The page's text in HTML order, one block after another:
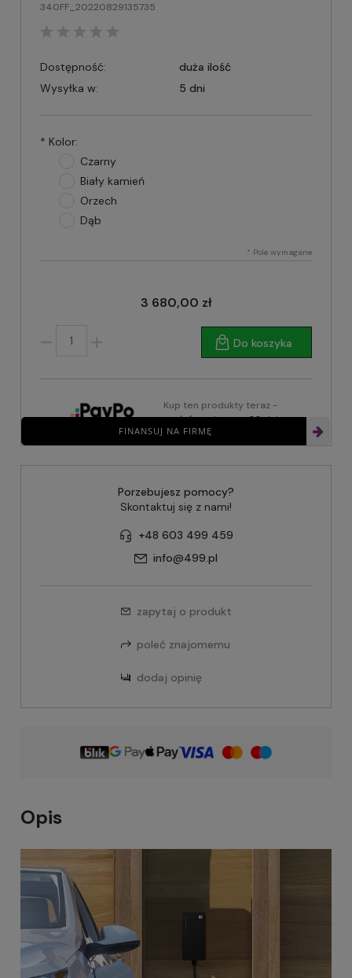
340FF_20220829135735
Dostępność:
duża ilość
Wysyłka w:
5 dni
* Kolor:
Czarny
Biały kamień
Orzech
Dąb
* Pole wymagane
3 680,00 zł
Do koszyka
FINANSUJ NA FIRMĘ
Kup ten produkty teraz -
zapłać za niego za 30 dni
Porzebujesz pomocy?
Skontaktuj się z nami!
+48 603 499 459
info@499.pl
zapytaj o produkt
poleć znajomemu
dodaj opinię
Opis